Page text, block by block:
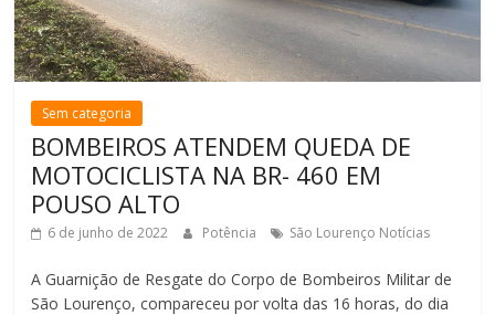
Sem categoria
BOMBEIROS ATENDEM QUEDA DE
MOTOCICLISTA NA BR- 460 EM
POUSO ALTO
6 de junho de 2022 Potência São Lourenço Notícias
A Guarnição de Resgate do Corpo de Bombeiros Militar de
São Lourenço, compareceu por volta das 16 horas, do dia